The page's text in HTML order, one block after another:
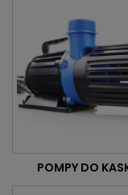
POMPY DO